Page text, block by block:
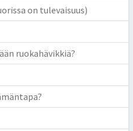
on tulevaisuus)
ruokahävikkiä?